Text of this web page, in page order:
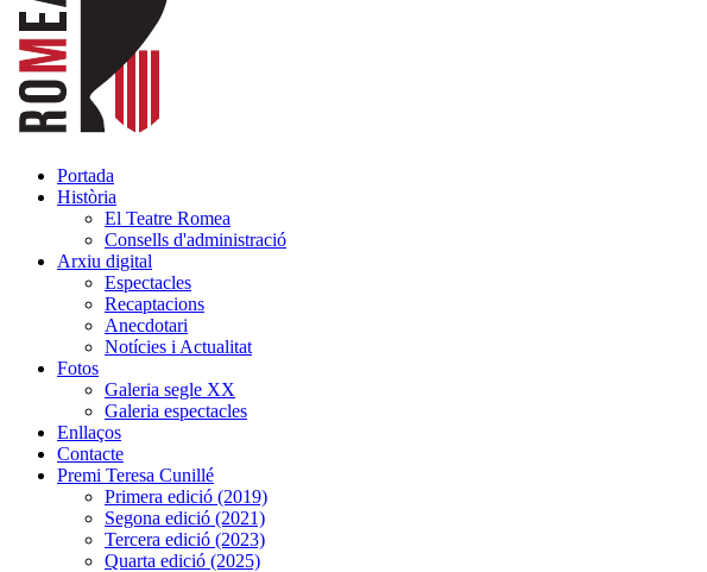
Portada
Història
El Teatre Romea
Consells d'administració
Arxiu digital
Espectacles
Recaptacions
Anecdotari
Notícies i Actualitat
Fotos
Galeria segle XX
Galeria espectacles
Enllaços
Contacte
Premi Teresa Cunillé
Primera edició (2019)
Segona edició (2021)
Tercera edició (2023)
Quarta edició (2025)